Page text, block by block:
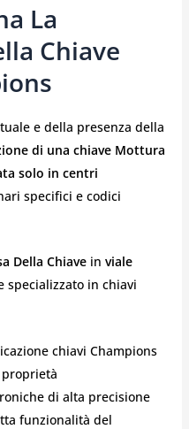
La
Chiave
e della presenza della
di una chiave Mottura
solo in centri
specifici e codici
Della Chiavein viale
specializzato in chiavi
chiavi Champions
di alta precisione
funzionalità del